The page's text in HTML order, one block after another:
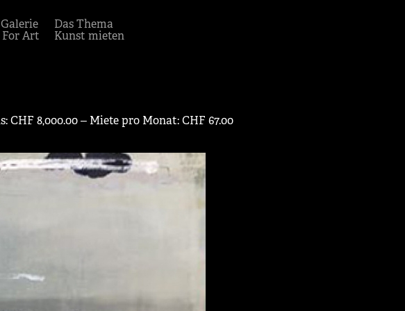
For Art
Das Thema
Kunst mieten
CHF 8,000.00 ‒ Miete pro Monat: CHF 67.00